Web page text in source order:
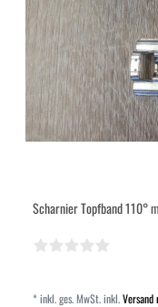
Scharnier Topfband 110°
*inkl. ges. MwSt.inkl.Versand